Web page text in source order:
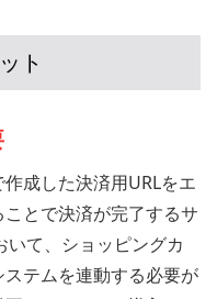
ト
成した決済用URLをエ
とで決済が完了するサ
いて、ショッピングカ
テムを連動する必要が